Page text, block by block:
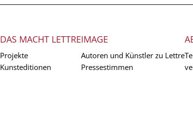
DAS MACHT LETTRE
Projekte
Kunsteditionen
IMAGE
Autoren und Künstler zu Lettre
Pressestimmen